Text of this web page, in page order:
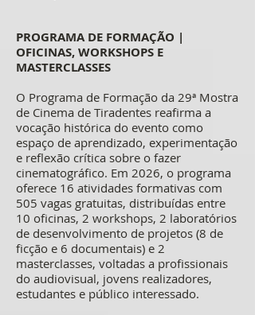
PROGRAMA DE FORMAÇÃO |
OFICINAS, WORKSHOPS E
MASTERCLASSES
O Programa de Formação da 29ª Mostra
de Cinema de Tiradentes reafirma a
vocação histórica do evento como
espaço de aprendizado, experimentação
e reflexão crítica sobre o fazer
cinematográfico. Em 2026, o programa
oferece 16 atividades formativas com
505 vagas gratuitas, distribuídas entre
10 oficinas, 2 workshops, 2 laboratórios
de desenvolvimento de projetos (8 de
ficção e 6 documentais) e 2
masterclasses, voltadas a profissionais
do audiovisual, jovens realizadores,
estudantes e público interessado.